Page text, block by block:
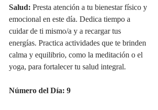
Salud: Presta atención a tu bienestar físico y
emocional en este día. Dedica tiempo a
cuidar de ti mismo/a y a recargar tus
energías. Practica actividades que te brinden
calma y equilibrio, como la meditación o el
yoga, para fortalecer tu salud integral.
Número del Día: 9